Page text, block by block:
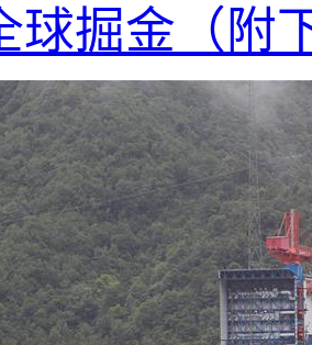
球掘金（附